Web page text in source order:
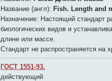
Название (англ): Fish. Length and
Назначение: Настоящий стандарт
биологических видов и
длине или массе.
Стандарт не распространяется на
ГОСТ 1551-93.
действующий